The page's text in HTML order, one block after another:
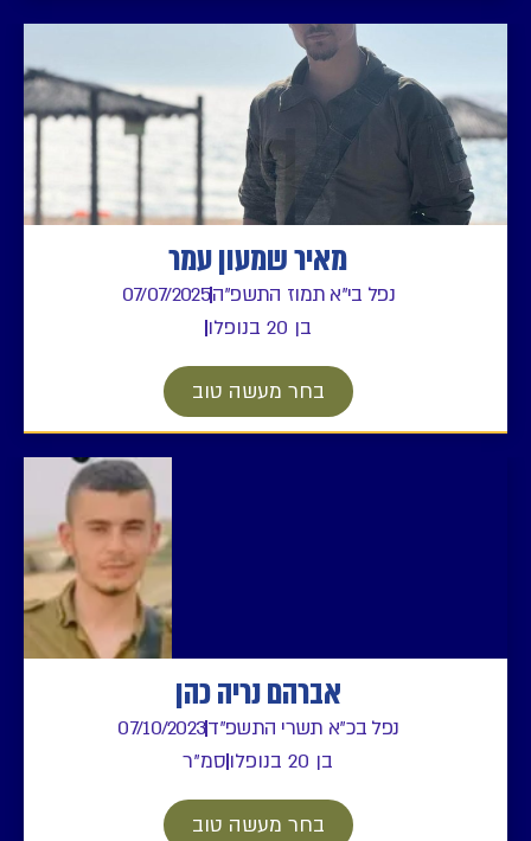
מאיר שמעון עמר
נפל בי"א תמוז התשפ"ה07/07/2025
בן 20 בנופלו
בחר מעשה טוב
אברהם נריה כהן
נפל בכ"א תשרי התשפ"ד07/10/2023
בן 20 בנופלו
סמ"ר
בחר מעשה טוב